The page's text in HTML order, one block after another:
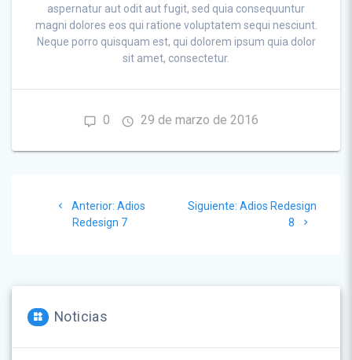
aspernatur aut odit aut fugit, sed quia consequuntur
magni dolores eos qui ratione voluptatem sequi nesciunt.
Neque porro quisquam est, qui dolorem ipsum quia dolor
sit amet, consectetur.
0 29 de marzo de 2016
Anterior: Post
anterior:
Adios
Redesign 7
Siguiente: Siguiente
Adios Redesign
8
Noticias